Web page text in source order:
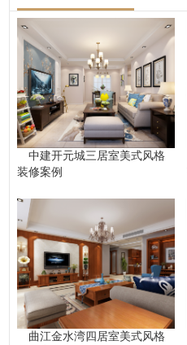
中建开元城三居室美式风格
装修案例
曲江金水湾四居室美式风格